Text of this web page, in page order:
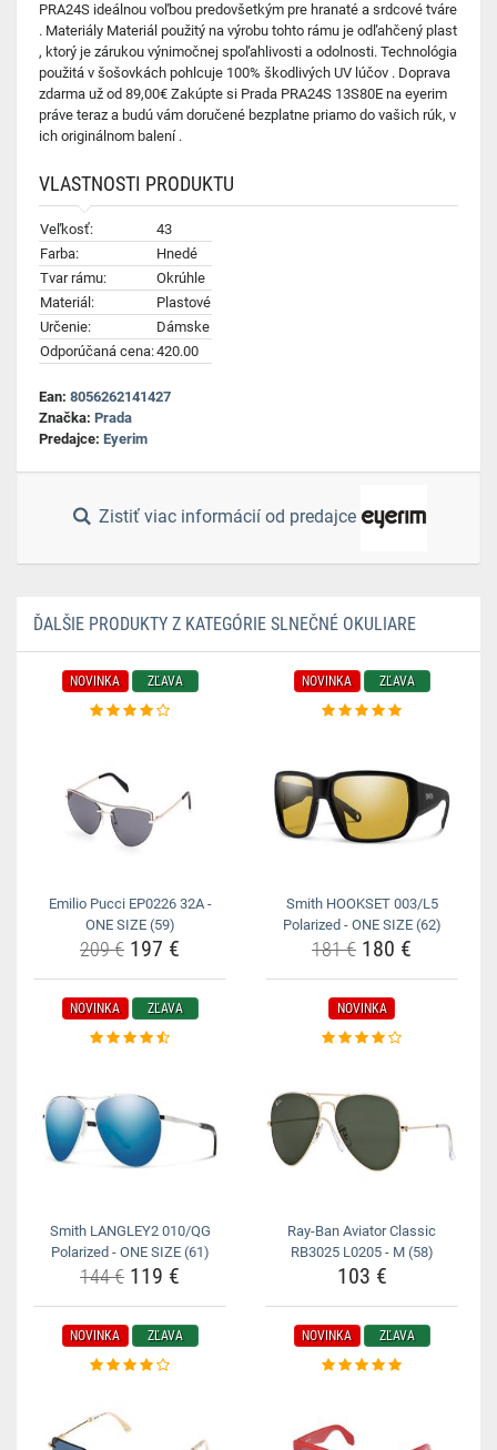
PRA24S ideálnou voľbou predovšetkým pre hranaté a srdcové tváre
. Materiály Materiál použitý na výrobu tohto rámu je odľahčený plast
, ktorý je zárukou výnimočnej spoľahlivosti a odolnosti. Technológia
použitá v šošovkách pohlcuje 100% škodlivých UV lúčov . Doprava
zdarma už od 89,00€ Zakúpte si Prada PRA24S 13S80E na eyerim
práve teraz a budú vám doručené bezplatne priamo do vašich rúk, v
ich originálnom balení .
VLASTNOSTI PRODUKTU
Veľkosť:
43
Farba:
Hnedé
Tvar rámu:
Okrúhle
Materiál:
Plastové
Určenie:
Dámske
Odporúčaná cena:420.00
Ean: 8056262141427
Značka: Prada
Predajce: Eyerim
Zistiť viac informácií od predajce
ĎALŠIE PRODUKTY Z KATEGÓRIE SLNEČNÉ OKULIARE
NOVINKA ZĽAVA
Emilio Pucci EP0226 32A -
ONE SIZE (59)
209 € 197 €
NOVINKA ZĽAVA
Smith HOOKSET 003/L5
Polarized - ONE SIZE (62)
181 € 180 €
NOVINKA ZĽAVA
Smith LANGLEY2 010/QG
Polarized - ONE SIZE (61)
144 € 119 €
NOVINKA
Ray-Ban Aviator Classic
RB3025 L0205 - M (58)
103 €
NOVINKA ZĽAVA NOVINKA ZĽAVA